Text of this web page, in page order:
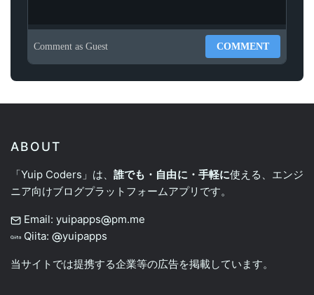
Comment as Guest COMMENT
ABOUT
「Yuip Coders」は、誰でも・自由に・手軽に使える、エンジ
ニア向けブログプラットフォームアプリです。
Email: yuipapps
pm.me
Qiita:
yuipapps
当サイトでは提携する企業等の広告を掲載しています。